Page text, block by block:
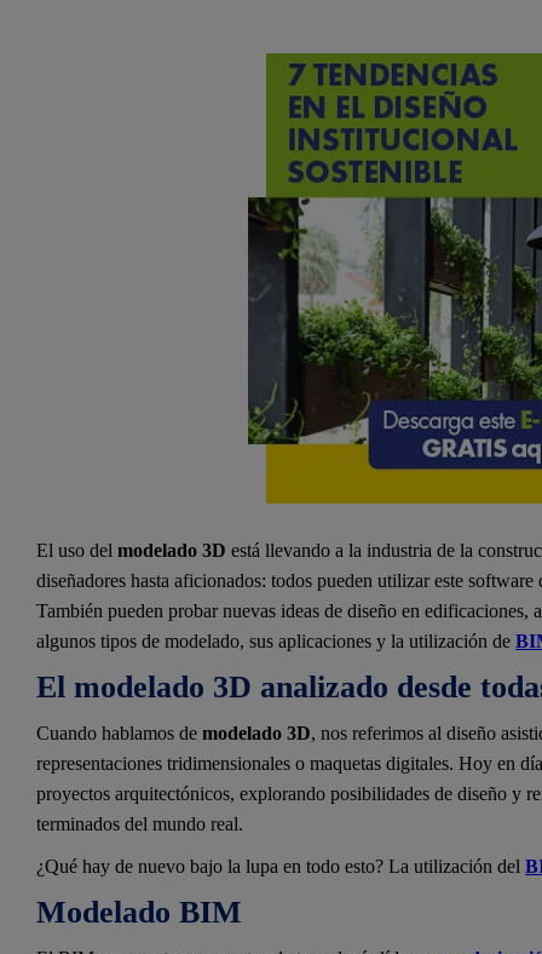
El uso delmodelado 3D está llevando a la industria de la
diseñadores hasta aficionados: todos pueden utilizar este
También pueden probar nuevas ideas de diseño en
algunos tipos de modelado, sus aplicaciones y la utilización de
El modelado 3D analizado desde
Cuando hablamos demodelado 3D, nos referimos al diseño
representaciones tridimensionales o maquetas digitales. Hoy en
proyectos arquitectónicos, explorando posibilidades de diseño y
terminados del mundo real.
¿Qué hay de nuevo bajo la lupa en todo esto? La utilización del
Modelado BIM